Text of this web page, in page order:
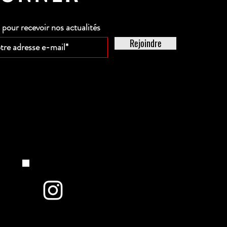
recevoir nos actualités
Rejoindre